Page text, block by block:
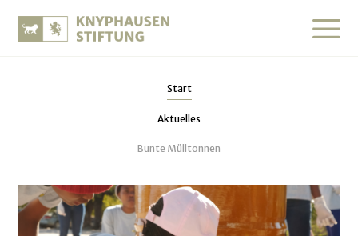
Start
Aktuelles
Bunte Mülltonnen